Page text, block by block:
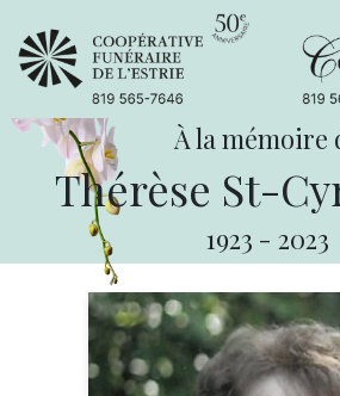
À la mémoire
Thérèse St-
1923 - 2023